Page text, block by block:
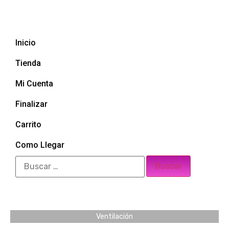
Inicio
Tienda
Mi Cuenta
Finalizar
Carrito
Como Llegar
Ventilación